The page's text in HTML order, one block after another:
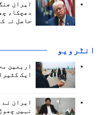
ایران
دھچکا،
حاصل نہ
انٹرويو
اربعین
ایک
ایران نے
نہیں